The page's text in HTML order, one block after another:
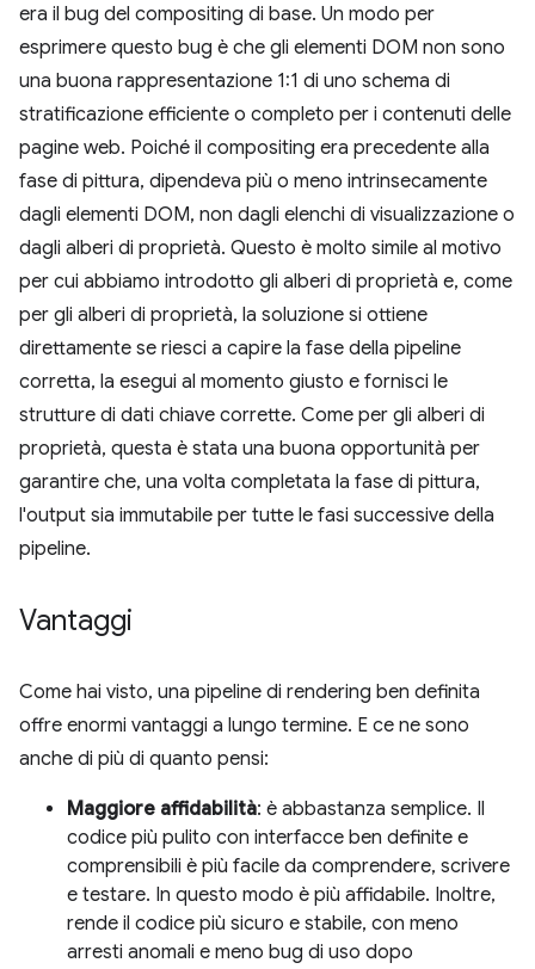
era il bug del compositing di base. Un modo per
esprimere questo bug è che gli elementi DOM non sono
una buona rappresentazione 1:1 di uno schema di
stratificazione efficiente o completo per i contenuti delle
pagine web. Poiché il compositing era precedente alla
fase di pittura, dipendeva più o meno intrinsecamente
dagli elementi DOM, non dagli elenchi di visualizzazione o
dagli alberi di proprietà. Questo è molto simile al motivo
per cui abbiamo introdotto gli alberi di proprietà e, come
per gli alberi di proprietà, la soluzione si ottiene
direttamente se riesci a capire la fase della pipeline
corretta, la esegui al momento giusto e fornisci le
strutture di dati chiave corrette. Come per gli alberi di
proprietà, questa è stata una buona opportunità per
garantire che, una volta completata la fase di pittura,
l'output sia immutabile per tutte le fasi successive della
pipeline.
Vantaggi
Come hai visto, una pipeline di rendering ben definita
offre enormi vantaggi a lungo termine. E ce ne sono
anche di più di quanto pensi:
Maggiore affidabilità: è abbastanza semplice. Il
codice più pulito con interfacce ben definite e
comprensibili è più facile da comprendere, scrivere
e testare. In questo modo è più affidabile. Inoltre,
rende il codice più sicuro e stabile, con meno
arresti anomali e meno bug di uso dopo